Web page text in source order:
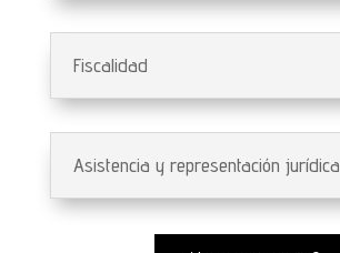
Fiscalidad
Asistencia y representación jurídica